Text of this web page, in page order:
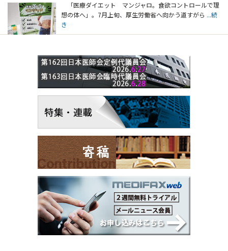
「医療ダイエット マンジャロ。食欲コントロールで理
想の体へ」。7月上旬、厚生労働省へ向かう道すがら ...続
き